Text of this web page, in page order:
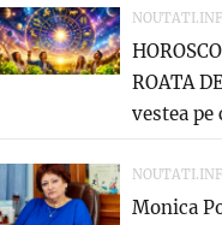
ROATA
vestea pe
Monica